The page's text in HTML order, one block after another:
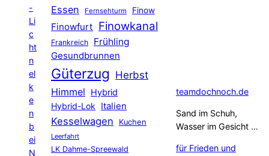
-
Li
c
ht
n
el
k
e
n
b
ei
N
Essen Fernsehturm Finow
Finowfurt Finowkanal
Frankreich Frühling
Gesundbrunnen
Güterzug Herbst
Himmel
Hybrid
Hybrid-Lok Italien
Kesselwagen Kuchen
Leerfahrt
LK Dahme-Spreewald
teamdochnoch.de
Sand im Schuh,
Wasser im Gesicht …
für Frieden und